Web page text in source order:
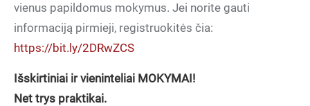
vienus papildomus mokymus. Jei norite gauti
informaciją pirmieji, registruokitės čia: ​
https://bit.ly/2DRwZCS
Išskirtiniai ir vieninteliai MOKYMAI!
Net trys praktikai.